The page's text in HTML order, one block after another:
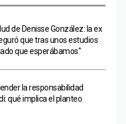
de Denisse González: la ex
que tras unos estudios
que esperábamos"
la responsabilidad
qué implica el planteo